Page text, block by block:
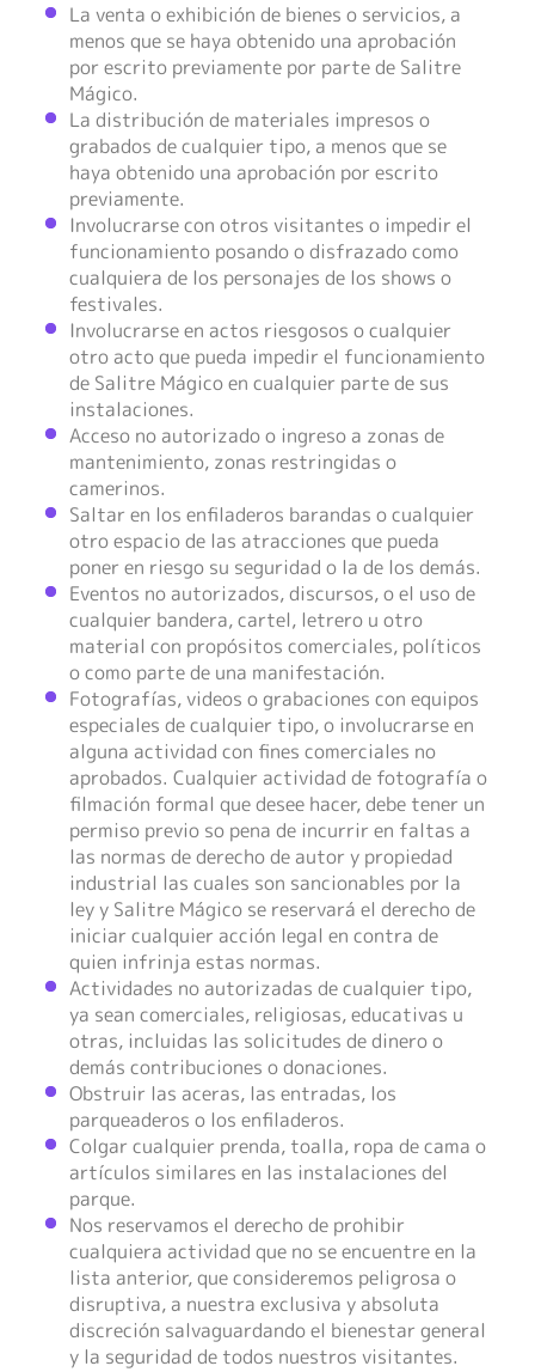
La venta o exhibición de bienes o servicios, a
menos que se haya obtenido una aprobación
por escrito previamente por parte de Salitre
Mágico.
La distribución de materiales impresos o
grabados de cualquier tipo, a menos que se
haya obtenido una aprobación por escrito
previamente.
Involucrarse con otros visitantes o impedir el
funcionamiento posando o disfrazado como
cualquiera de los personajes de los shows o
festivales.
Involucrarse en actos riesgosos o cualquier
otro acto que pueda impedir el funcionamiento
de Salitre Mágico en cualquier parte de sus
instalaciones.
Acceso no autorizado o ingreso a zonas de
mantenimiento, zonas restringidas o
camerinos.
Saltar en los enfiladeros barandas o cualquier
otro espacio de las atracciones que pueda
poner en riesgo su seguridad o la de los demás.
Eventos no autorizados, discursos, o el uso de
cualquier bandera, cartel, letrero u otro
material con propósitos comerciales, políticos
o como parte de una manifestación.
Fotografías, videos o grabaciones con equipos
especiales de cualquier tipo, o involucrarse en
alguna actividad con fines comerciales no
aprobados. Cualquier actividad de fotografía o
filmación formal que desee hacer, debe tener un
permiso previo so pena de incurrir en faltas a
las normas de derecho de autor y propiedad
industrial las cuales son sancionables por la
ley y Salitre Mágico se reservará el derecho de
iniciar cualquier acción legal en contra de
quien infrinja estas normas.
Actividades no autorizadas de cualquier tipo,
ya sean comerciales, religiosas, educativas u
otras, incluidas las solicitudes de dinero o
demás contribuciones o donaciones.
Obstruir las aceras, las entradas, los
parqueaderos o los enfiladeros.
Colgar cualquier prenda, toalla, ropa de cama o
artículos similares en las instalaciones del
parque.
Nos reservamos el derecho de prohibir
cualquiera actividad que no se encuentre en la
lista anterior, que consideremos peligrosa o
disruptiva, a nuestra exclusiva y absoluta
discreción salvaguardando el bienestar general
y la seguridad de todos nuestros visitantes.